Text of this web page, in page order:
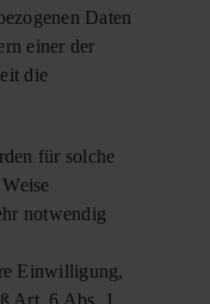
Daten
einer der
die
für solche
notwendig
Einwilligung,